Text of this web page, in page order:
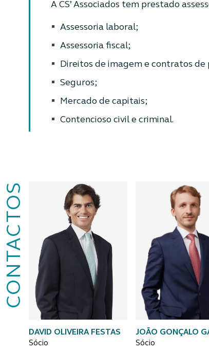
A CS’ Associados tem prestado
Assessoria laboral;
Assessoria fiscal;
Direitos de imagem e contratos de
Seguros;
Mercado de capitais;
Contencioso civil e criminal.
CONTACTOS
DAVID OLIVEIRA FESTAS
Sócio
JOÃO GONÇALO
Sócio